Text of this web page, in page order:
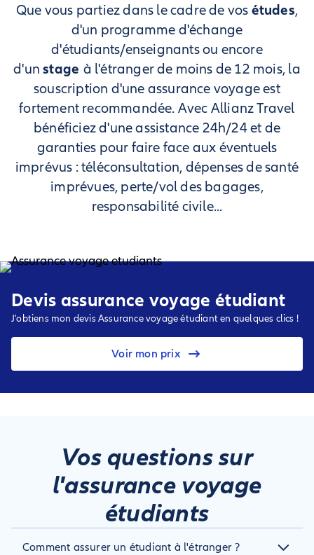
Que vous partiez dans le cadre de vos études,
d'un programme d'échange
d'étudiants/enseignants ou encore
d'unstage à l'étranger de moins de 12 mois, la
souscription d'une assurance voyage est
fortement recommandée. Avec Allianz Travel
bénéficiez d'une assistance 24h/24 et de
garanties pour faire face aux éventuels
imprévus : téléconsultation, dépenses de santé
imprévues, perte/vol des bagages,
responsabilité civile...
Devis assurance voyage étudiant
J'obtiens mon devis Assurance voyage étudiant en quelques clics !
Voir mon prix
Vos questions sur
l'assurance voyage
étudiants
Comment assurer un étudiant à l'étranger ?